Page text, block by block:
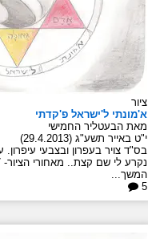
ציור
א'מונתי ל'ישראל פ'קדתי
מאת הבעטליר החמישי
י"ט באייר תשע"ג (29.4.2013)
בס"ד צויר בעפרון ובצבעי עיפרון.
נקרע לי שם קצת.. מאחורי הציור- 20130429013637.docx
המשך...
5